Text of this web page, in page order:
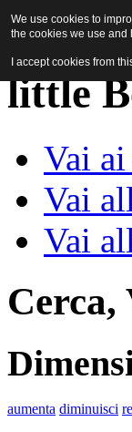
Vai
Vai
Vai
Cerca,
aumenta diminuisci
We use cookies to
the cookies we use and
I accept cookies from